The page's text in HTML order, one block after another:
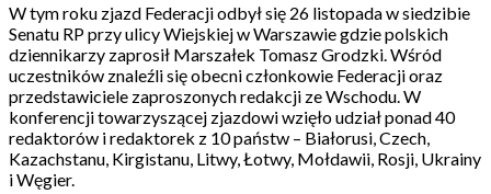
W tym roku zjazd Federacji odbył się 26 listopada w siedzibie
Senatu RP przy ulicy Wiejskiej w Warszawie gdzie polskich
dziennikarzy zaprosił Marszałek Tomasz Grodzki. Wśród
uczestników znaleźli się obecni członkowie Federacji oraz
przedstawiciele zaproszonych redakcji ze Wschodu. W
konferencji towarzyszącej zjazdowi wzięło udział ponad 40
redaktorów i redaktorek z 10 państw – Białorusi, Czech,
Kazachstanu, Kirgistanu, Litwy, Łotwy, Mołdawii, Rosji, Ukrainy
i Węgier.